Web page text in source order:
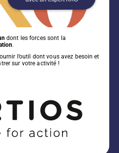
dont les forces sont la
.
l’outil dont vous avez besoin et
sur votre activité !